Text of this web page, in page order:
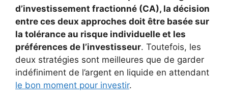
d’investissement fractionné (CA), la décision
entre ces deux approches doit être basée sur
la tolérance au risque individuelle et les
préférences de l’investisseur. Toutefois, les
deux stratégies sont meilleures que de garder
indéfiniment de l’argent en liquide en attendant
le bon moment pour investir.